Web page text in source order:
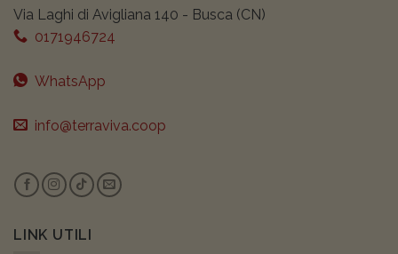
Via Laghi di Avigliana 140 - Busca (CN)
0171946724
WhatsApp
info@terraviva.coop
LINK UTILI